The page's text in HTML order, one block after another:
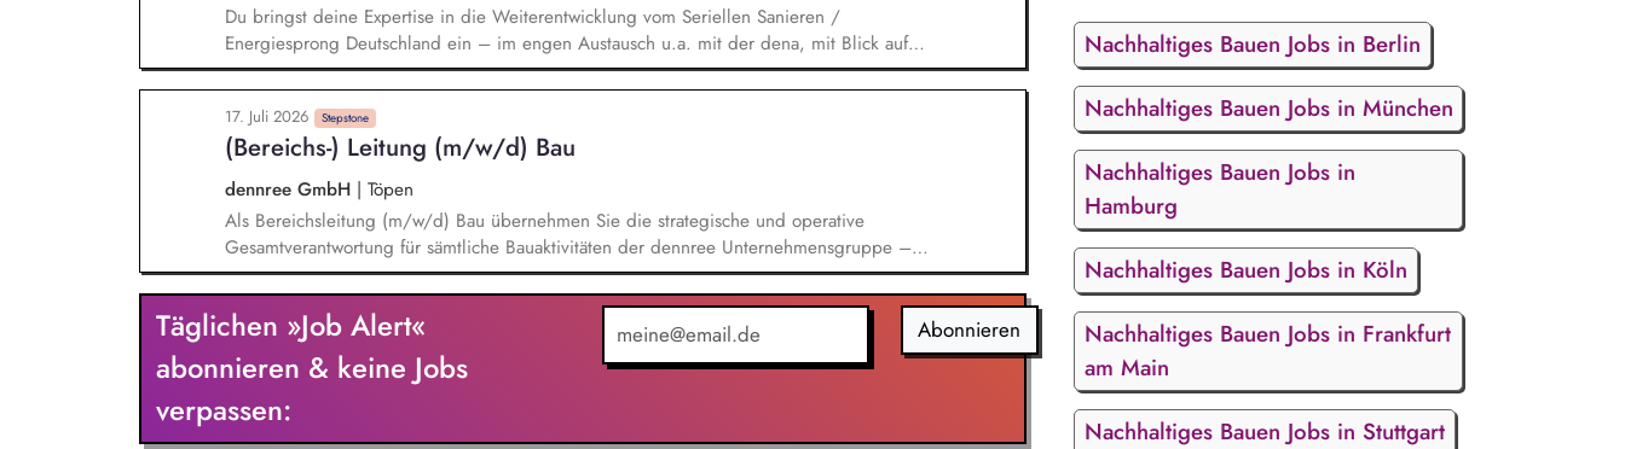
Du bringst deine Expertise in die Weiterentwicklung vom Seriellen Sanieren /
Energiesprong Deutschland ein – im engen Austausch u.a. mit der dena, mit Blick auf
Markthochlauf und Support im regulatorischen Umfeld und der Stakeholder. Business-
Development-Standbein: Du akquirierst und verantwortest eigenständig Projekte für unser
Vorqualifizierungs-Tool CoPilot und entwickelst / implementierst die Skalierung. Du
qualifizierst zudem Bauunternehmen und Systemanbieter als Angebotspartner.
17. Juli 2026 Stepstone
(Bereichs-) Leitung (m/w/d) Bau
dennree GmbH | Töpen
Als Bereichsleitung (m/w/d) Bau übernehmen Sie die strategische und operative
Gesamtverantwortung für sämtliche Bauaktivitäten der dennree Unternehmensgruppe –
von der Planung über die Steuerung bis hin zur erfolgreichen Umsetzung vielfältiger
Bauprojekte. Gemeinsam mit Ihrem qualifizierten Team koordinieren Sie Neubau-, Umbau-
und Modernisierungsmaßnahmen für unsere über 400 Denns Biomärkte in Deutschland
und Österreich sowie weitere Unternehmensstandorte und stellen eine termin- und
qualitätsgerechte Realisierung sicher.
Täglichen »Job Alert«
abonnieren & keine Jobs
verpassen:
Abonnieren
Nachhaltiges Bauen Jobs in Berlin
Nachhaltiges Bauen Jobs in München
Nachhaltiges Bauen Jobs in
Hamburg
Nachhaltiges Bauen Jobs in Köln
Nachhaltiges Bauen Jobs in Frankfurt
am Main
Nachhaltiges Bauen Jobs in Stuttgart